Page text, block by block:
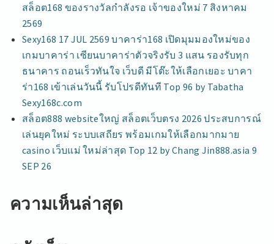
สล็อต168 ของรางวัลกำลังรอ เจ้าของใหม่ 7 สิงหาคม
2569
Sexy168 17 JUL 2569 บาคาร่า168 เปิดมุมมองใหม่ของ
เกมบาคาร่า เซียนบาคาร่าตัวจริงรับ 3 แสน รองรับทุก
ธนาคาร ถอนเร็วทันใจ เว็บดี มีโต๊ะให้เลือกเยอะ บาคา
ร่า168 เข้าเล่นวันนี้ รับโปรดีทันที Top 96 by Tabatha
Sexy168c.com
สล็อต888 websiteใหญ่ สล็อตเว็บตรง 2026 ประสบการณ์
เล่นยุคใหม่ ระบบเสถียร พร้อมเกมให้เลือกมากมาย
casino เว็บแม่ ใหม่ล่าสุด Top 12 by Chang Jin888.asia 9
SEP 26
ความเห็นล่าสุด